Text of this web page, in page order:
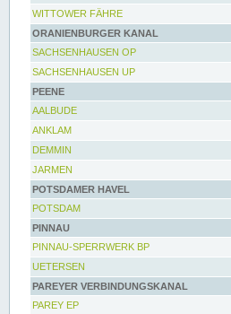
WITTOWER FÄHRE
ORANIENBURGER KANAL
SACHSENHAUSEN OP
SACHSENHAUSEN UP
PEENE
AALBUDE
ANKLAM
DEMMIN
JARMEN
POTSDAMER HAVEL
POTSDAM
PINNAU
PINNAU-SPERRWERK BP
UETERSEN
PAREYER VERBINDUNGSKANAL
PAREY EP